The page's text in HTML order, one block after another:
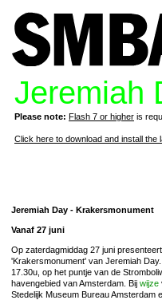
Jeremiah
Please note: Flash 7 or higher is
Click here to download and install the
Jeremiah Day - Krakersmonument
Vanaf 27 juni
Op zaterdagmiddag 27 juni
'Krakersmonument' van Jeremiah
17.30u, op het puntje van de
havengebied van Amsterdam. Bij wijze
Stedelijk Museum Bureau Amsterdam